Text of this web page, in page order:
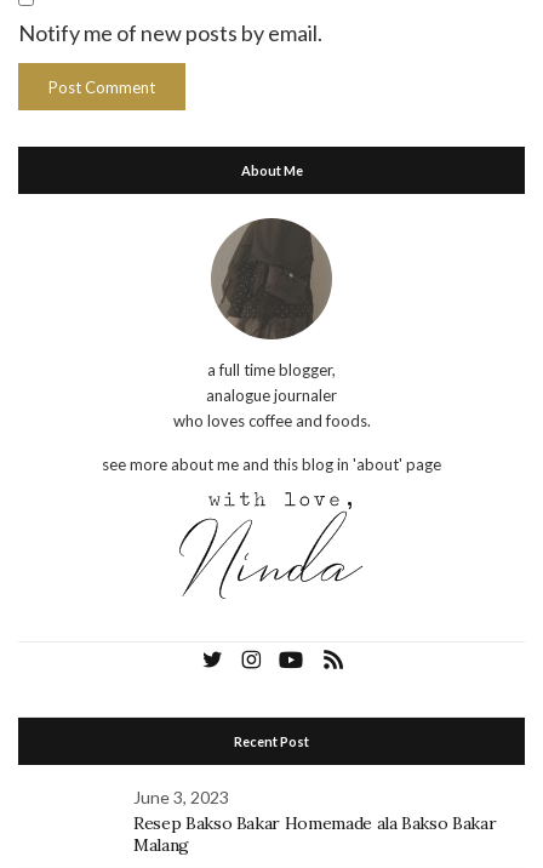
Notify me of new posts by email.
About Me
a full time blogger,
analogue journaler
who loves coffee and foods.
see more about me and this blog in 'about' page
Recent Post
June 3, 2023
Resep Bakso Bakar Homemade ala Bakso Bakar
Malang